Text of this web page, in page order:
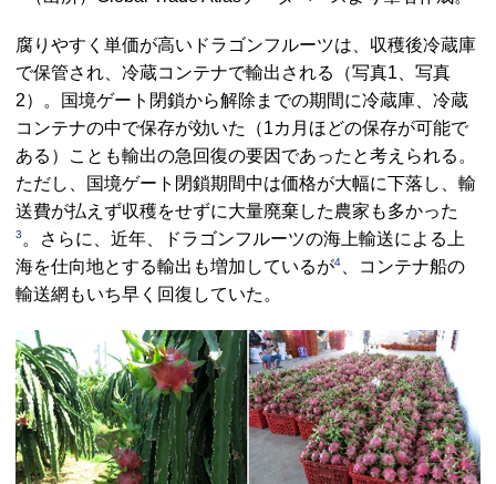
腐りやすく単価が高いドラゴンフルーツは、収穫後冷蔵庫
で保管され、冷蔵コンテナで輸出される（写真1、写真
2）。国境ゲート閉鎖から解除までの期間に冷蔵庫、冷蔵
コンテナの中で保存が効いた（1カ月ほどの保存が可能で
ある）ことも輸出の急回復の要因であったと考えられる。
ただし、国境ゲート閉鎖期間中は価格が大幅に下落し、輸
送費が払えず収穫をせずに大量廃棄した農家も多かった
3 。さらに、近年、ドラゴンフルーツの海上輸送による上
海を仕向地とする輸出も増加しているが4
、コンテナ船の
輸送網もいち早く回復していた。